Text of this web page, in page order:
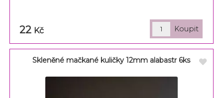
22 Kč
Skleněné mačkané kuličky 12mm alabastr 6ks